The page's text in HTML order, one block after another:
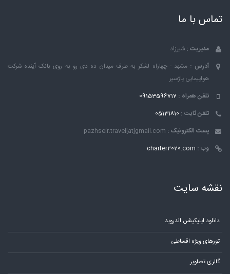
تماس با ما
مدیریت : شیرزاد
آدرس : مشهد - چهاراه لشکر به طرف میدان ده دی رو به روی بانک ٱینده شرکت
هواپیمایی پاژسیر
تلفن همراه : 09153596717
تلفن ثابت : 05131810
پست الکترونیک : pazhseir.travel[at]gmail.com
وب : charter2020.com
نقشه سایت
دانلود اپلیکیشن اندروید
تورهای ویژه اقساطی
گالری تصاویر